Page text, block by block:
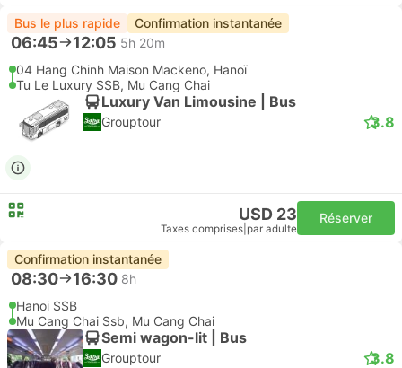
Bus le plus rapide Confirmation instantanée
06:45 12:05 5h 20m
04 Hang Chinh Maison Mackeno, Hanoï
Tu Le Luxury SSB, Mu Cang Chai
Luxury Van Limousine | Bus
Grouptour 3.8
USD 23
Taxes comprises par adulte
Réserver
Confirmation instantanée
08:30 16:30 8h
Hanoi SSB
Mu Cang Chai Ssb, Mu Cang Chai
Semi wagon-lit | Bus
Grouptour 3.8